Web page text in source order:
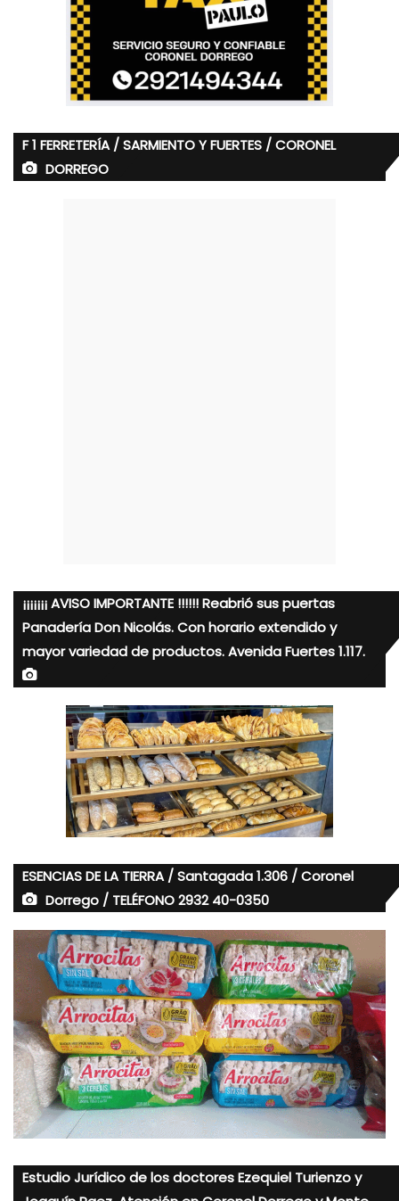
F 1 FERRETERÍA / SARMIENTO Y FUERTES / CORONEL
DORREGO
¡¡¡¡¡¡¡ AVISO IMPORTANTE !!!!!! Reabrió sus puertas
Panadería Don Nicolás. Con horario extendido y
mayor variedad de productos. Avenida Fuertes 1.117.
ESENCIAS DE LA TIERRA / Santagada 1.306 / Coronel
Dorrego / TELÉFONO 2932 40-0350
Estudio Jurídico de los doctores Ezequiel Turienzo y